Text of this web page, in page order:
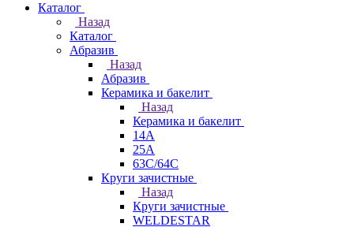
Каталог
Назад
Каталог
Абразив
Назад
Абразив
Керамика и бакелит
Назад
Керамика и бакелит
14А
25А
63С/64С
Круги зачистные
Назад
Круги зачистные
WELDESTAR